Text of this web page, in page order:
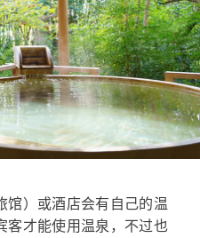
馆）或酒店会有自己的温
客才能使用温泉，不过也